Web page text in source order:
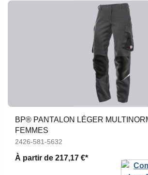
BP® PANTALON LÉGER
FEMMES
2426-581-5632
À partir de 217,17 €*